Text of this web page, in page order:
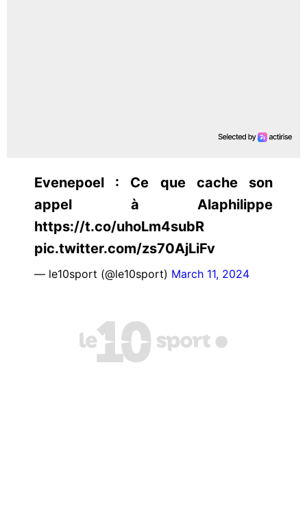
Evenepoel : Ce que cache son
appel à Alaphilippe
https://t.co/uhoLm4subR
pic.twitter.com/zs70AjLiFv
— le10sport (@le10sport) March 11, 2024